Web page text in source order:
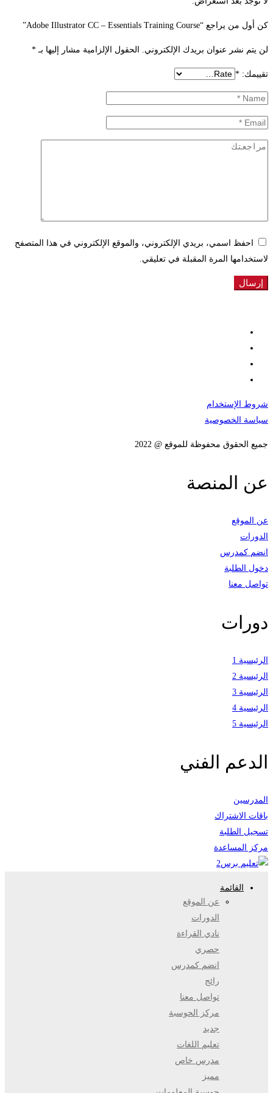
كن أول من يراجع “Adobe Illustrator CC – Essentials Training Course”
لن يتم نشر عنوان بريدك الإلكتروني. الحقول الإلزامية مشار إليها بـ *
تقييمك: *
احفظ اسمي، بريدي الإلكتروني، والموقع الإلكتروني في هذا المتصفح
لاستخدامها المرة المقبلة في تعليقي.
شروط الإستخدام
سياسة الخصوصية
جميع الحقوق محفوظة للموقع @ 2022
عن المنصة
عن الموقع
الدورات
انضم كمدرس
دخول الطلبة
تواصل معنا
دورات
الرئيسية 1
الرئيسية 2
الرئيسية 3
الرئيسية 4
الرئيسية 5
الدعم الفني
المدرسين
باقات الاشتراك
تسجيل الطلبة
مركز المساعدة
القائمة
عن الموقع
الدورات
نادي القراءة
حصري
انضم كمدرس
رائج
تواصل معنا
مركز الحوسبة
جديد
تعليم اللغات
مدرس خاص
مميز